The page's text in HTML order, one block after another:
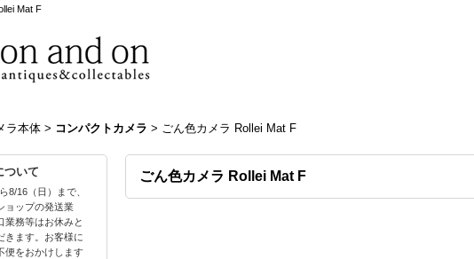
Mat F
ラ本体 > コンパクトカメラ > ごん色カメラ Rollei Mat F
ついて
8/16（日）まで、
ョップの発送業
業務等はお休みと
きます。お客様に
便をおかけします
ごん色カメラ Rollei Mat F